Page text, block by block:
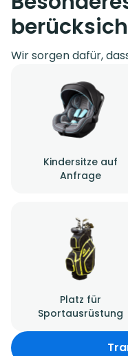
Wir sorgen dafür,
Kindersitze auf
Anfrage
Platz für
Sportausrüstung